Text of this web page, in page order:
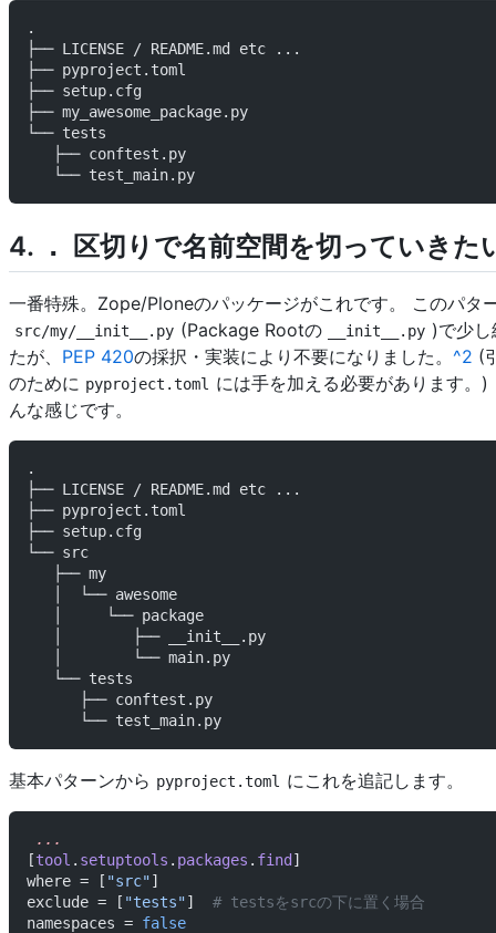
.
├── LICENSE / README.md etc ...
├── pyproject.toml
├── setup.cfg
├── my_awesome_package.py
└── tests
   ├── conftest.py
   └── test_main.py
4. . 区切りで名前空間を切っていきた
一番特殊。Zope/Ploneのパッケージがこれです。 このパタ
src/my/__init__.py (Package Rootの __init__.py )で少
たが、 PEP 420の採択・実装により不要になりました。 ^2 (
のために pyproject.toml
には手を加える必要があります。
んな感じです。
.
├── LICENSE / README.md etc ...
├── pyproject.toml
├── setup.cfg
└── src
   ├── my
   │  └── awesome
   │     └── package
   │        ├── __init__.py
   │        └── main.py
   └── tests
      ├── conftest.py
      └── test_main.py
基本パターンから pyproject.toml にこれを追記します。
...
[tool . setuptools . packages . find ]
where = [ "src"]
exclude = [ "tests"] # testsをsrcの下に置く場合
namespaces = false